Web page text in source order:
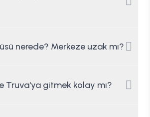
nerede? Merkeze uzak mı?
Truva'ya gitmek kolay mı?